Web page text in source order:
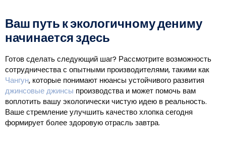
Ваш путь к экологичному дениму
начинается здесь
Готов сделать следующий шаг? Рассмотрите возможность
сотрудничества с опытными производителями, такими как
Чангун, которые понимают нюансы устойчивого развития
джинсовые джинсы производства и может помочь вам
воплотить вашу экологически чистую идею в реальность.
Ваше стремление улучшить качество хлопка сегодня
формирует более здоровую отрасль завтра.